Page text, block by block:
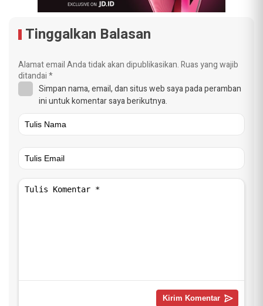
Tinggalkan Balasan
Alamat email Anda tidak akan dipublikasikan.Ruas yang wajib
ditandai*
Simpan nama, email, dan situs web saya pada peramban
ini untuk komentar saya berikutnya.